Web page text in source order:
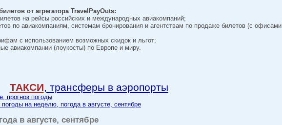
от агрегатора TravelPayOuts:
на рейсы российских и международных авиакомпаний;
по авиакомпаниям, системам бронирования и агентствам по продаже билетов (с офисами
с использованием возможных скидок и льгот;
авиакомпании (лоукосты) по Европе и миру.
ТАКСИ, трансферы в аэропорты
прогноз погоды
на неделю, погода в августе, сентябре
в августе, сентябре